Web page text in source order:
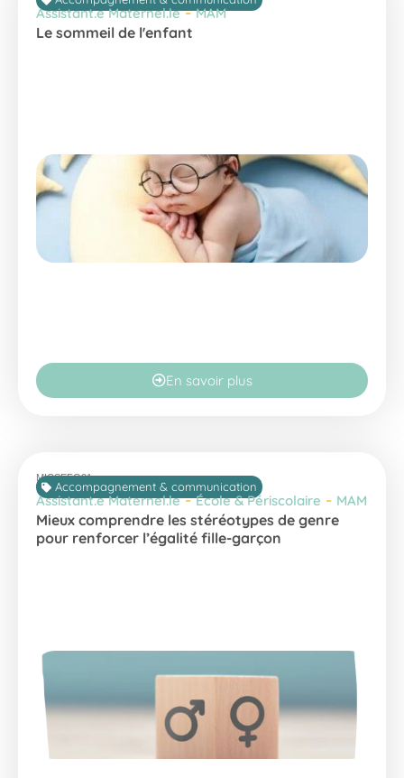
Assistant.e Maternel.le-MAM
Le sommeil de l'enfant
En savoir plus
MICSEFG21
Accompagnement & communication
Assistant.e Maternel.le-École & Périscolaire - MAM
Mieux comprendre les stéréotypes de genre
pour renforcer l’égalité fille-garçon